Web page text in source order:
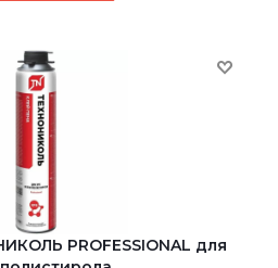
PROFESSIONAL для